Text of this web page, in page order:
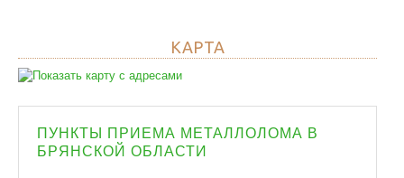
КАРТА
ПУНКТЫ ПРИЕМА МЕТАЛЛОЛОМА В
БРЯНСКОЙ ОБЛАСТИ